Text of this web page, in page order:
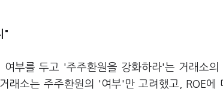
"
여부를 두고 '주주환원을 강화하라'는 거래소
래소는 주주환원의 '여부'만 고려했고, ROE